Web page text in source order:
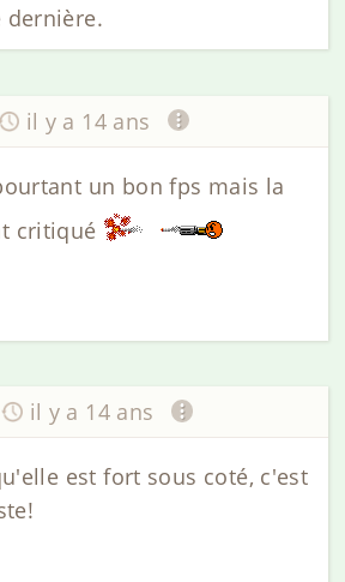
dernière.
il y a 14 ans
un bon fps mais la
critiqué
il y a 14 ans
est fort sous coté, c'est